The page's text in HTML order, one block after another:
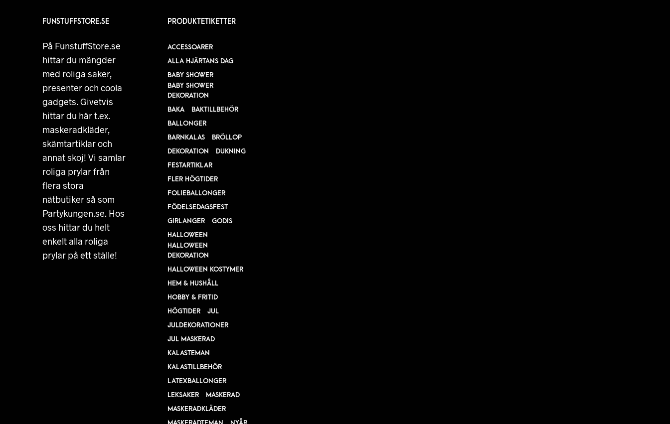
FUNSTUFFSTORE.SE
På FunstuffStore.se
hittar du mängder
med roliga saker,
presenter och coola
gadgets. Givetvis
hittar du här t.ex.
maskeradkläder,
skämtartiklar och
annat skoj! Vi samlar
roliga prylar från
flera stora
nätbutiker så som
Partykungen.se. Hos
oss hittar du helt
enkelt alla roliga
prylar på ett ställe!
PRODUKTETIKETTER
ACCESSOARER
ALLA HJÄRTANS DAG
BABY SHOWER
BABY SHOWER
DEKORATION
BAKA
BAKTILLBEHÖR
BALLONGER
BARNKALAS
BRÖLLOP
DEKORATION
DUKNING
FESTARTIKLAR
FLER HÖGTIDER
FOLIEBALLONGER
FÖDELSEDAGSFEST
GIRLANGER
GODIS
HALLOWEEN
HALLOWEEN
DEKORATION
HALLOWEEN KOSTYMER
HEM & HUSHÅLL
HOBBY & FRITID
HÖGTIDER
JUL
JULDEKORATIONER
JUL MASKERAD
KALASTEMAN
KALASTILLBEHÖR
LATEXBALLONGER
LEKSAKER
MASKERAD
MASKERADKLÄDER